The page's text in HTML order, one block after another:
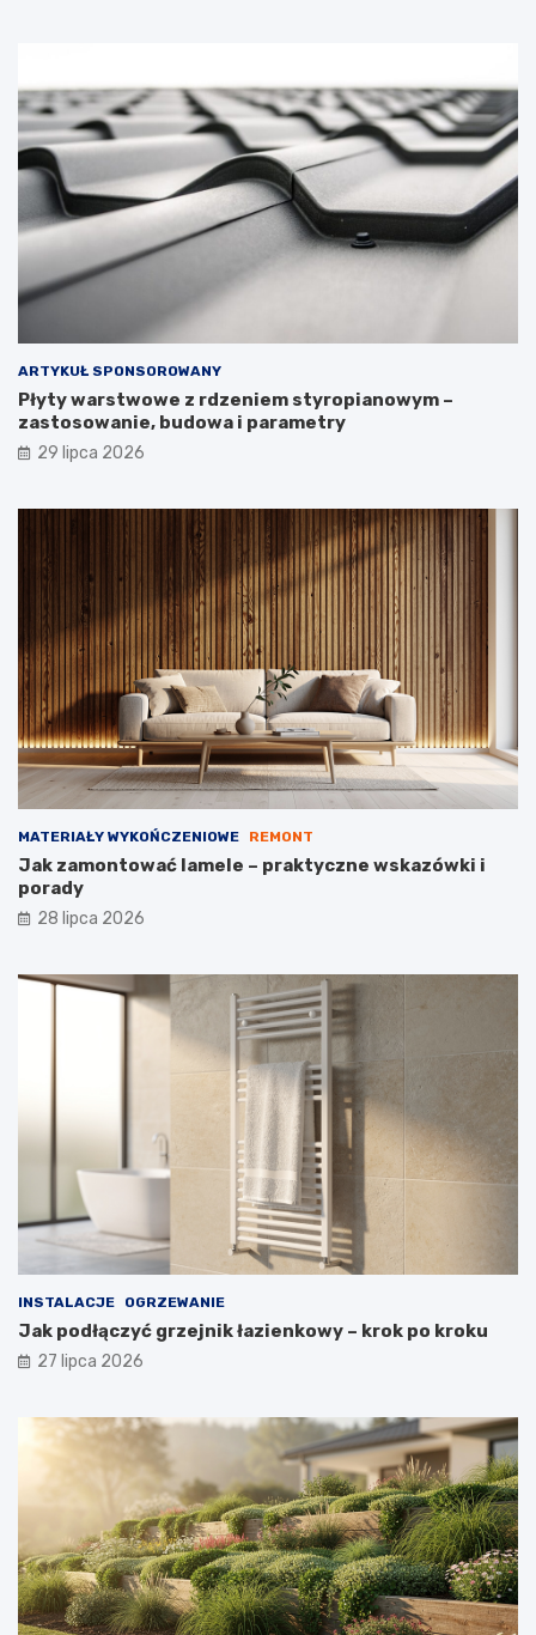
ARTYKUŁ SPONSOROWANY
Płyty warstwowe z rdzeniem styropianowym –
zastosowanie, budowa i parametry
29 lipca 2026
MATERIAŁY WYKOŃCZENIOWE REMONT
Jak zamontować lamele – praktyczne wskazówki i
porady
28 lipca 2026
INSTALACJE OGRZEWANIE
Jak podłączyć grzejnik łazienkowy – krok po kroku
27 lipca 2026